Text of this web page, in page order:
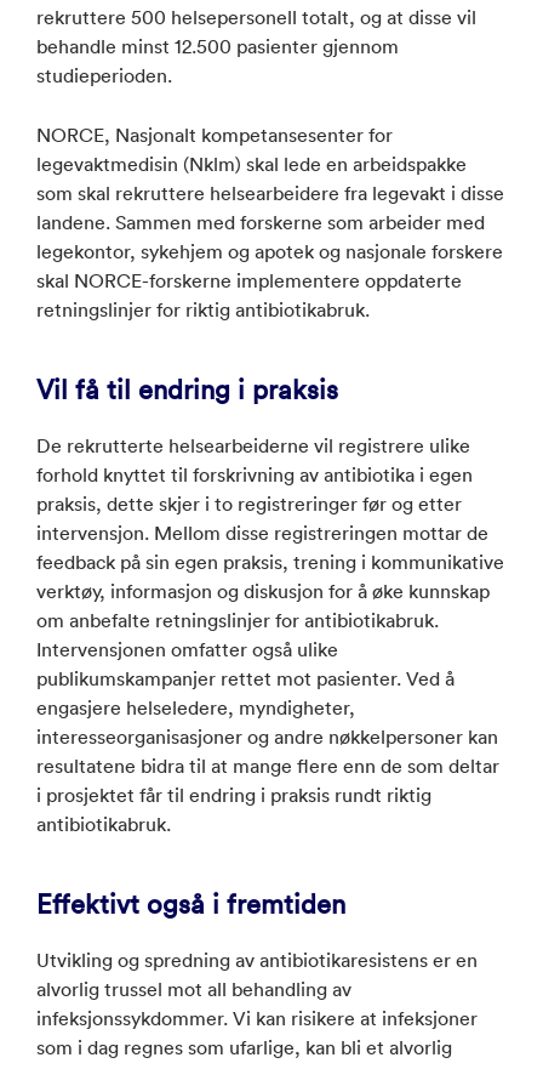
rekruttere 500 helsepersonell totalt, og at disse vil
behandle minst 12.500 pasienter gjennom
studieperioden.
NORCE, Nasjonalt kompetansesenter for
legevaktmedisin (Nklm) skal lede en arbeidspakke
som skal rekruttere helsearbeidere fra legevakt i disse
landene. Sammen med forskerne som arbeider med
legekontor, sykehjem og apotek og nasjonale forskere
skal NORCE-forskerne implementere oppdaterte
retningslinjer for riktig antibiotikabruk.
Vil få til endring i praksis
De rekrutterte helsearbeiderne vil registrere ulike
forhold knyttet til forskrivning av antibiotika i egen
praksis, dette skjer i to registreringer før og etter
intervensjon. Mellom disse registreringen mottar de
feedback på sin egen praksis, trening i kommunikative
verktøy, informasjon og diskusjon for å øke kunnskap
om anbefalte retningslinjer for antibiotikabruk.
Intervensjonen omfatter også ulike
publikumskampanjer rettet mot pasienter. Ved å
engasjere helseledere, myndigheter,
interesseorganisasjoner og andre nøkkelpersoner kan
resultatene bidra til at mange flere enn de som deltar
i prosjektet får til endring i praksis rundt riktig
antibiotikabruk.
Effektivt også i fremtiden
Utvikling og spredning av antibiotikaresistens er en
alvorlig trussel mot all behandling av
infeksjonssykdommer. Vi kan risikere at infeksjoner
som i dag regnes som ufarlige, kan bli et alvorlig